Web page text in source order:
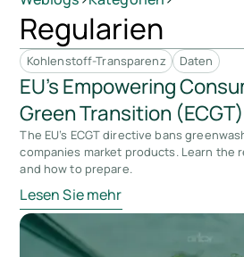
Regularien
Kohlenstoff-Transparenz Daten
EU’s Empowering
Green Transition (ECGT)
The EU’s ECGT directive bans
companies market products. Learn the
and how to prepare.
Lesen Sie mehr